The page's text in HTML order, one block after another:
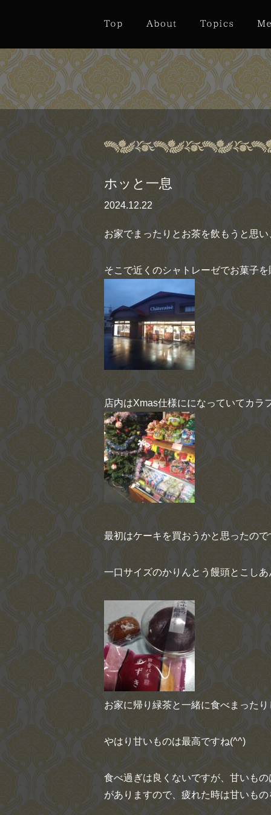
ホッと一息
2024.12.22
お家でまったりとお茶を飲もうと思
そこで近くのシャトレーゼでお菓子
店内はXmas仕様にになっていてカラ
最初はケーキを買おうかと思ったの
一口サイズのかりんとう饅頭とこし
お家に帰り緑茶と一緒に食べまった
やはり甘いものは最高ですね(^^)
食べ過ぎは良くないですが、甘いも
がありますので、疲れた時は甘いも